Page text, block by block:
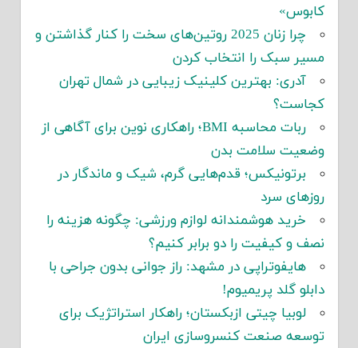
کابوس»
چرا زنان 2025 روتین‌های سخت را کنار گذاشتن و
مسیر سبک را انتخاب کردن
آدری: بهترین کلینیک زیبایی در شمال تهران
کجاست؟
ربات محاسبه BMI؛ راهکاری نوین برای آگاهی از
وضعیت سلامت بدن
برتونیکس؛ قدم‌هایی گرم، شیک و ماندگار در
روزهای سرد
خرید هوشمندانه لوازم ورزشی: چگونه هزینه را
نصف و کیفیت را دو برابر کنیم؟
هایفوتراپی در مشهد: راز جوانی بدون جراحی با
دابلو گلد پریمیوم!
لوبیا چیتی ازبکستان؛ راهکار استراتژیک برای
توسعه صنعت کنسروسازی ایران